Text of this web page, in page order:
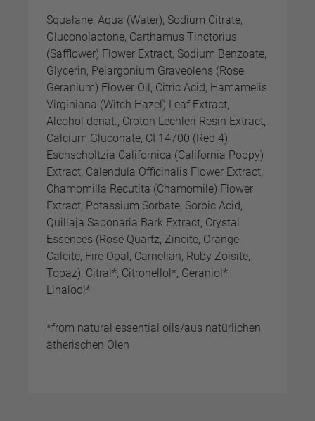
Squalane, Aqua (Water), Sodium Citrate,
Gluconolactone, Carthamus Tinctorius
(Safflower) Flower Extract, Sodium Benzoate,
Glycerin, Pelargonium Graveolens (Rose
Geranium) Flower Oil, Citric Acid, Hamamelis
Virginiana (Witch Hazel) Leaf Extract,
Alcohol denat., Croton Lechleri Resin Extract,
Calcium Gluconate, CI 14700 (Red 4),
Eschscholtzia Californica (California Poppy)
Extract, Calendula Officinalis Flower Extract,
Chamomilla Recutita (Chamomile) Flower
Extract, Potassium Sorbate, Sorbic Acid,
Quillaja Saponaria Bark Extract, Crystal
Essences (Rose Quartz, Zincite, Orange
Calcite, Fire Opal, Carnelian, Ruby Zoisite,
Topaz), Citral*, Citronellol*, Geraniol*,
Linalool*
*from natural essential oils/aus natürlichen
ätherischen Ölen